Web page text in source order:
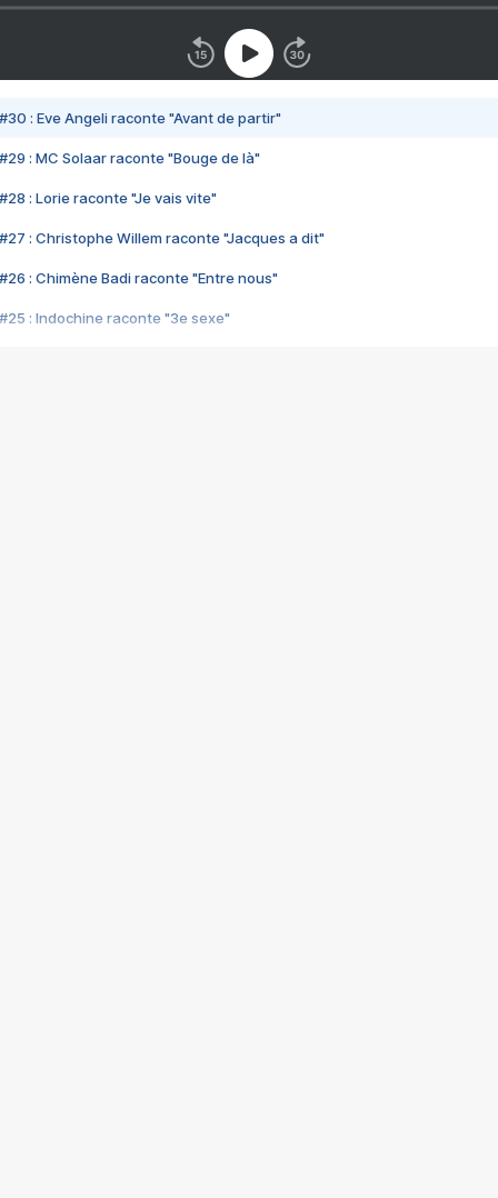
#30 : Eve Angeli raconte "Avant de partir"
#29 : MC Solaar raconte "Bouge de là"
#28 : Lorie raconte "Je vais vite"
#27 : Christophe Willem raconte "Jacques a dit"
#26 : Chimène Badi raconte "Entre nous"
#25 : Indochine raconte "3e sexe"